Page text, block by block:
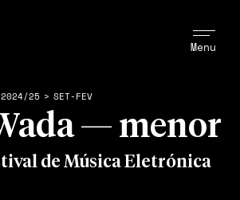
Menu
2024/25 > SET-FEV
— menor
de Música Eletrónica